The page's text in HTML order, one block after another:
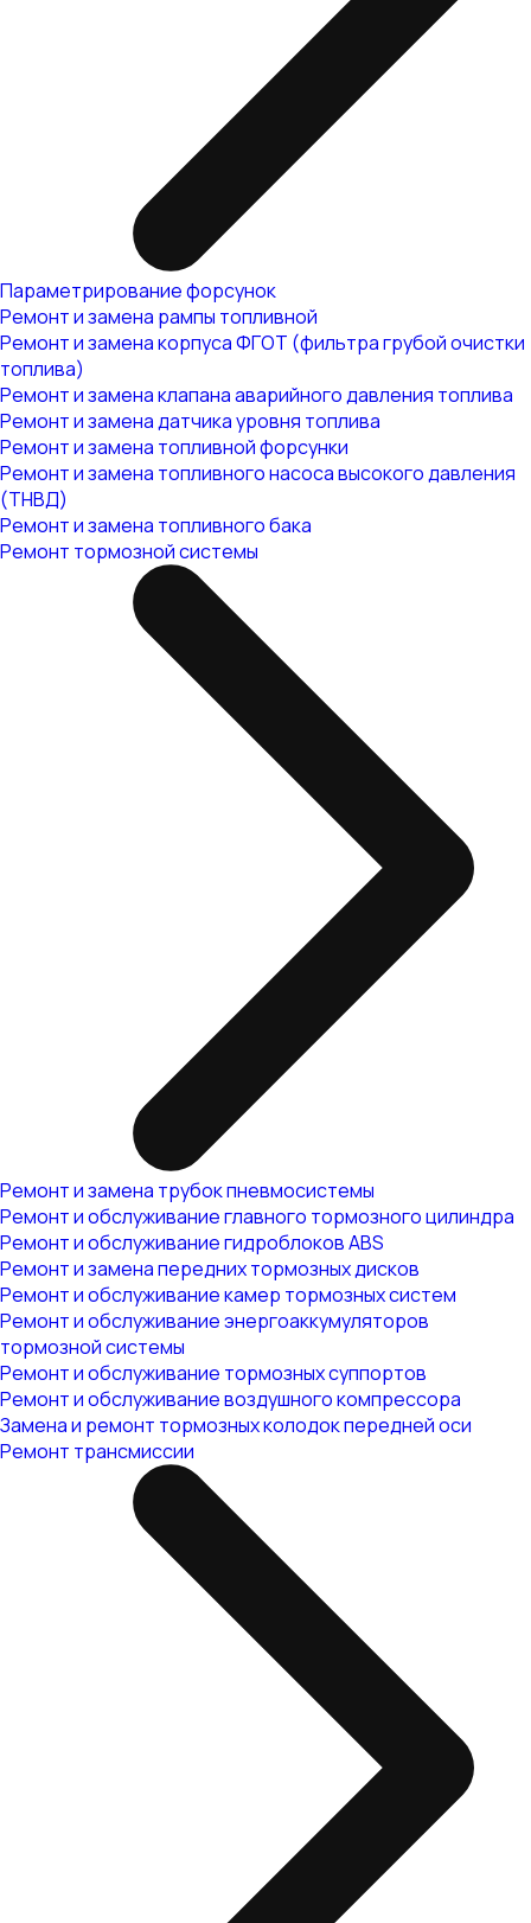
Параметрирование форсунок
Ремонт и замена рампы топливной
Ремонт и замена корпуса ФГОТ (фильтра грубой очистки
топлива)
Ремонт и замена клапана аварийного давления топлива
Ремонт и замена датчика уровня топлива
Ремонт и замена топливной форсунки
Ремонт и замена топливного насоса высокого давления
(ТНВД)
Ремонт и замена топливного бака
Ремонт тормозной системы
Ремонт и замена трубок пневмосистемы
Ремонт и обслуживание главного тормозного цилиндра
Ремонт и обслуживание гидроблоков ABS
Ремонт и замена передних тормозных дисков
Ремонт и обслуживание камер тормозных систем
Ремонт и обслуживание энергоаккумуляторов
тормозной системы
Ремонт и обслуживание тормозных суппортов
Ремонт и обслуживание воздушного компрессора
Замена и ремонт тормозных колодок передней оси
Ремонт трансмиссии